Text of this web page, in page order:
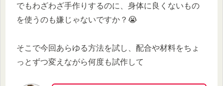
でもわざわざ手作りするのに、身体に良くないもの
を使うのも嫌じゃないですか？😭
そこで今回あらゆる方法を試し、配合や材料をちょ
っとずつ変えながら何度も試作して